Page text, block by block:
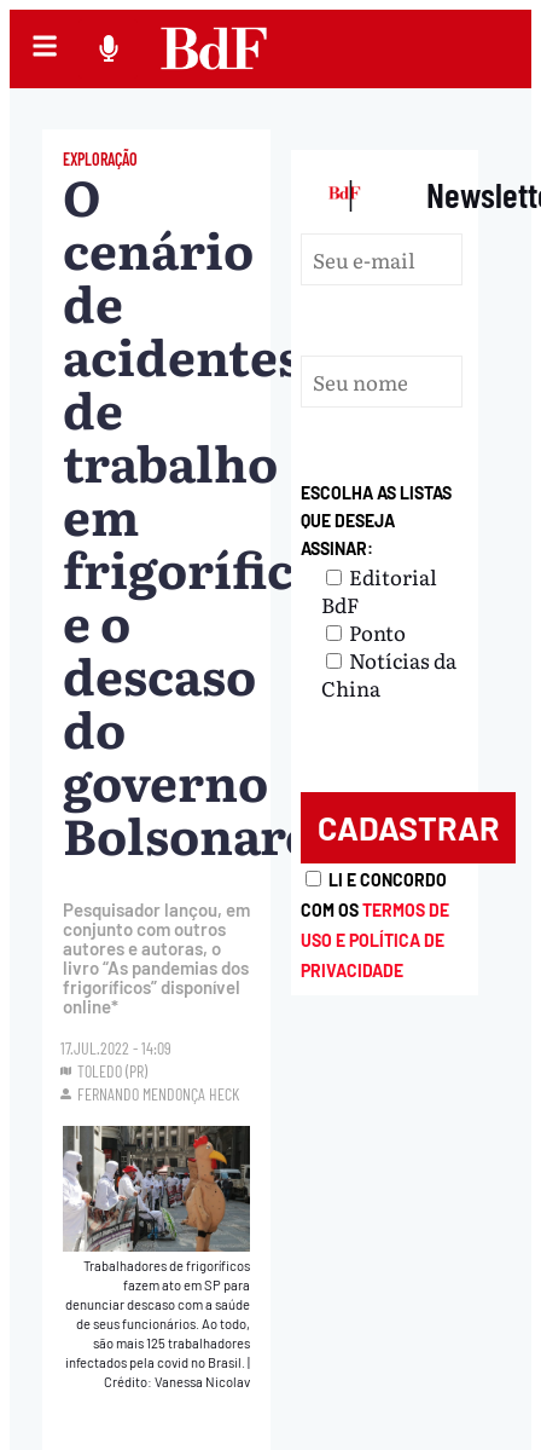
EXPLORAÇÃO
O
cenário
de
acidentes
de
trabalho
em
frigoríficos
e o
descaso
do
governo
Bolsonaro
Pesquisador lançou, em
conjunto com outros
autores e autoras, o
livro “As pandemias dos
frigoríficos” disponível
online*
17.JUL.2022 - 14:09
TOLEDO (PR)
FERNANDO MENDONÇA HECK
Trabalhadores de frigoríficos
fazem ato em SP para
denunciar descaso com a saúde
de seus funcionários. Ao todo,
são mais 125 trabalhadores
infectados pela covid no Brasil.|
Crédito: Vanessa Nicolav
|
ESCOLHA AS LISTAS
QUE DESEJA
ASSINAR:
Editorial
BdF
Ponto
Notícias da
China
LI E CONCORDO
COM OSTERMOS DE
USO E POLÍTICA DE
PRIVACIDADE